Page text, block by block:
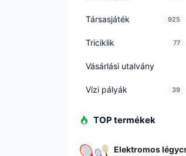
Társasjáték 925
Triciklik 77
Vásárlási utalvány
Vízi pályák 39
TOP termékek